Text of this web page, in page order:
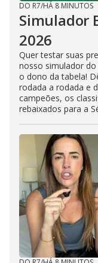
DO R7/HÁ 8 MINUTOS
Simulador
2026
Quer testar suas
nosso simulador
o dono da tabela!
rodada a rodada e
campeões, os
rebaixados para a